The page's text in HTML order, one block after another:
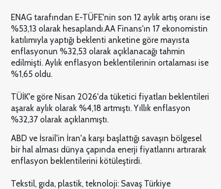
ENAG tarafından E-TÜFE'nin son 12 aylık artış oranı ise
%53,13 olarak hesaplandı.AA Finans'ın 17 ekonomistin
katılımıyla yaptığı beklenti anketine göre mayısta
enflasyonun %32,53 olarak açıklanacağı tahmin
edilmişti. Aylık enflasyon beklentilerinin ortalaması ise
%1,65 oldu.
TÜİK'e göre Nisan 2026'da tüketici fiyatları beklentileri
aşarak aylık olarak %4,18 artmıştı. Yıllık enflasyon
%32,37 olarak açıklanmıştı.
ABD ve İsrail'in İran'a karşı başlattığı savaşın bölgesel
bir hal alması dünya çapında enerji fiyatlarını artırarak
enflasyon beklentilerini kötüleştirdi.
Tekstil, gıda, plastik, teknoloji: Savaş Türkiye